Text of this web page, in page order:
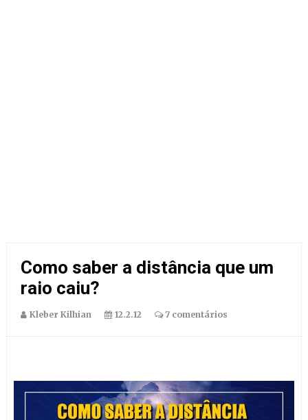
Como saber a distância que um
raio caiu?
Kleber Kilhian 12.2.12 7 comentários